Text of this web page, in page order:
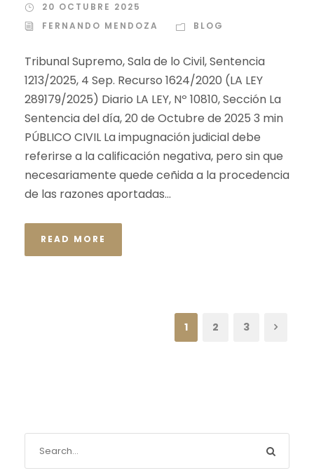
20 OCTUBRE 2025
FERNANDO MENDOZA
BLOG
Tribunal Supremo, Sala de lo Civil, Sentencia
1213/2025, 4 Sep. Recurso 1624/2020 (LA LEY
289179/2025) Diario LA LEY, Nº 10810, Sección La
Sentencia del día, 20 de Octubre de 2025 3 min
PÚBLICO CIVIL La impugnación judicial debe
referirse a la calificación negativa, pero sin que
necesariamente quede ceñida a la procedencia
de las razones aportadas...
READ MORE
1 2 3